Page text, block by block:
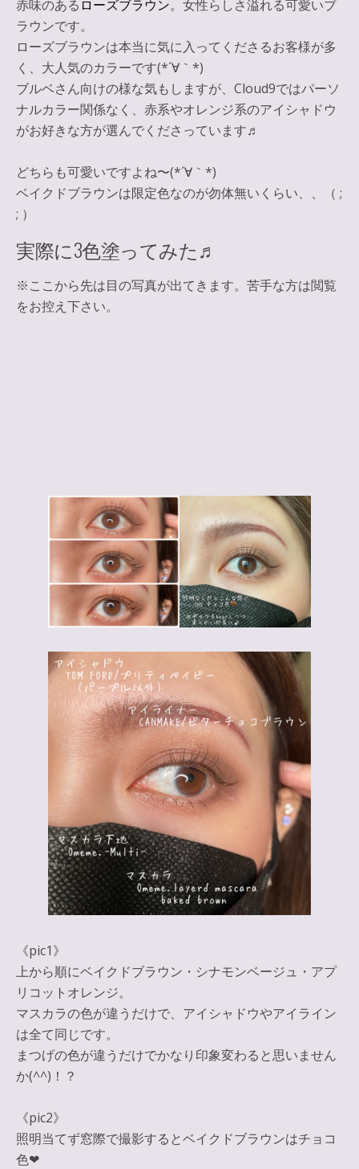
赤味のある ローズブラウン。女性らしさ溢れる可愛いブ
ラウンです。
ローズブラウンは本当に気に入ってくださるお客様が多
く、大人気のカラーです(*´∀｀*)
ブルベさん向けの様な気もしますが、Cloud9ではパーソ
ナルカラー関係なく、赤系やオレンジ系のアイシャドウ
がお好きな方が選んでくださっています♬
どちらも可愛いですよね〜(*´∀｀*)
ベイクドブラウンは限定色なのが勿体無いくらい、、（ ;
; ）
実際に3色塗ってみた♬
※ここから先は目の写真が出てきます。苦手な方は閲覧
をお控え下さい。
《pic1》
上から順にベイクドブラウン・シナモンベージュ・アプ
リコットオレンジ。
マスカラの色が違うだけで、アイシャドウやアイライン
は全て同じです。
まつげの色が違うだけでかなり印象変わると思いません
か(^^)！？
《pic2》
照明当てず窓際で撮影するとベイクドブラウンはチョコ
色❤︎